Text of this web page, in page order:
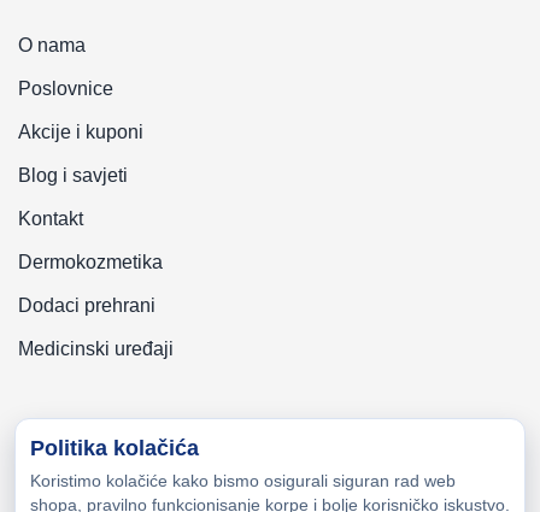
O nama
Poslovnice
Akcije i kuponi
Blog i savjeti
Kontakt
Dermokozmetika
Dodaci prehrani
Medicinski uređaji
Copyright © 2026 Zeni-Lijek Apoteka. Sva prava zadržana
Politika kolačića
Koristimo kolačiće kako bismo osigurali siguran rad web
shopa, pravilno funkcionisanje korpe i bolje korisničko iskustvo.